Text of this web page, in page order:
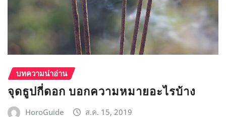
บทความน่าอ่าน
จุดธูปกี่ดอก บอกความหมายอะไรบ้าง
HoroGuide ส.ค. 15, 2019